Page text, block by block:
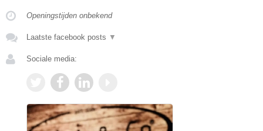
Openingstijden onbekend
Laatste facebook posts ▼
Sociale media: